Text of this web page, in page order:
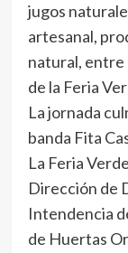
jugos
artesanal,
natural, entre
de la Feria
La jornada
banda Fita
La Feria
Dirección de
Intendencia
de Huertas